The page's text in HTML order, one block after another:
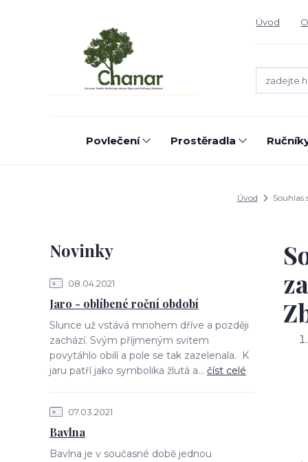
Úvod
Povlečení Prostěradla
Úvod Souhlas
Novinky
08.04.2021
Jaro - oblíbené roční období
Slunce už vstává mnohem dříve a později
zachází. Svým příjmeným svitem
povytáhlo obilí a pole se tak zazelenala. K
jaru patří jako symbolika žlutá a... číst celé
07.03.2021
Bavlna
Bavlna je v současné době jednou